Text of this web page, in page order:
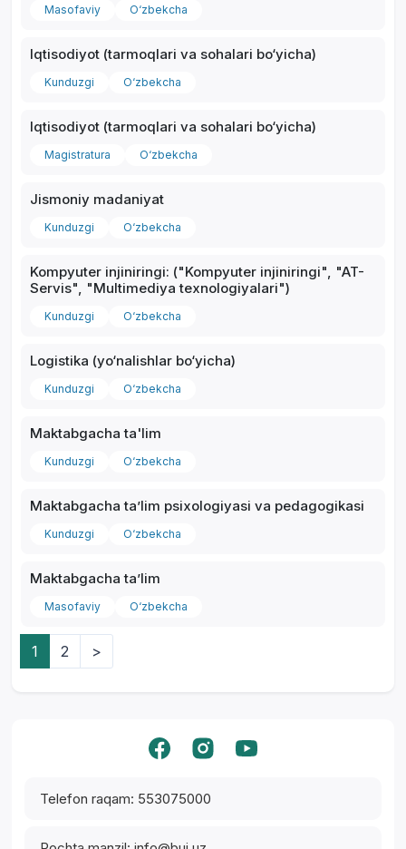
Telefon raqam: 553075000
Masofaviy O‘zbekcha
Iqtisodiyot (tarmoqlari va sohalari bo‘yicha)
Kunduzgi O‘zbekcha
Iqtisodiyot (tarmoqlari va sohalari bo‘yicha)
Magistratura O‘zbekcha
Jismoniy madaniyat
Kunduzgi O‘zbekcha
Kompyuter injiniringi: ("Kompyuter injiniringi", "AT-
Servis", "Multimediya texnologiyalari")
Kunduzgi O‘zbekcha
Logistika (yo‘nalishlar bo‘yicha)
Kunduzgi O‘zbekcha
Maktabgacha ta'lim
Kunduzgi O‘zbekcha
Maktabgacha ta’lim psixologiyasi va pedagogikasi
Kunduzgi O‘zbekcha
Maktabgacha taʼlim
Masofaviy O‘zbekcha
1 2 >Yordam markazi